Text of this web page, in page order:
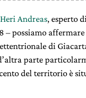
Andreas, esperto
– possiamo
di
parte
del territorio è